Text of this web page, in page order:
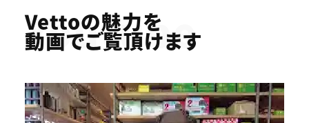
Youtube
Vettoの魅力を
動画でご覧頂けます